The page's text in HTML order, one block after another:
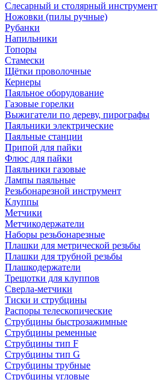
Слесарный и столярный инструмент
Ножовки (пилы ручные)
Рубанки
Напильники
Топоры
Стамески
Щётки проволочные
Кернеры
Паяльное оборудование
Газовые горелки
Выжигатели по дереву, пирографы
Паяльники электрические
Паяльные станции
Припой для пайки
Флюс для пайки
Паяльники газовые
Лампы паяльные
Резьбонарезной инструмент
Клуппы
Метчики
Метчикодержатели
Наборы резьбонарезные
Плашки для метрической резьбы
Плашки для трубной резьбы
Плашкодержатели
Трещотки для клуппов
Сверла-метчики
Тиски и струбцины
Распоры телескопические
Струбцины быстрозажимные
Струбцины ременные
Струбцины тип F
Струбцины тип G
Струбцины трубные
Струбцины угловые